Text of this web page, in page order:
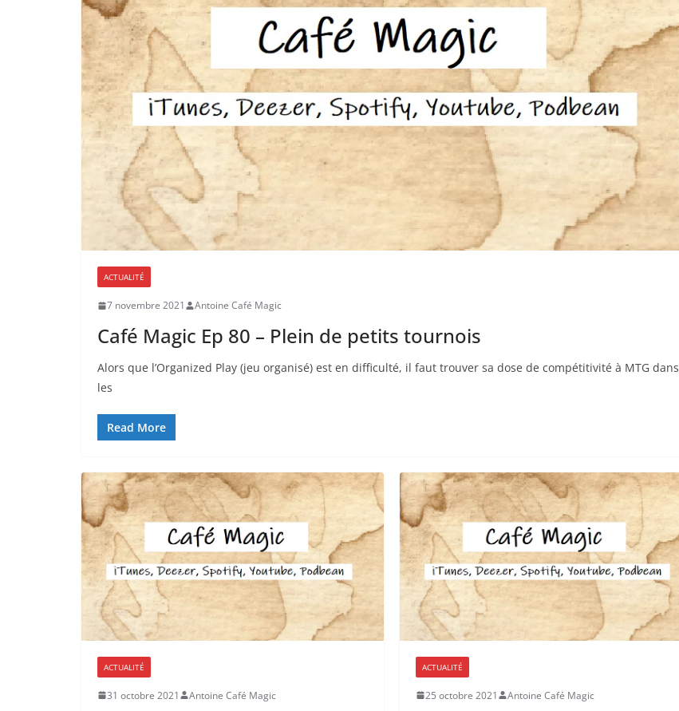
ACTUALITÉ
7 novembre 2021 Antoine Café Magic
Café Magic Ep 80 – Plein de petits tournois
Alors que l’Organized Play (jeu organisé) est en difficulté, il faut trouver sa dose de compétitivité à MTG dans
les
Read More
ACTUALITÉ
31 octobre 2021 Antoine Café Magic
ACTUALITÉ
25 octobre 2021 Antoine Café Magic